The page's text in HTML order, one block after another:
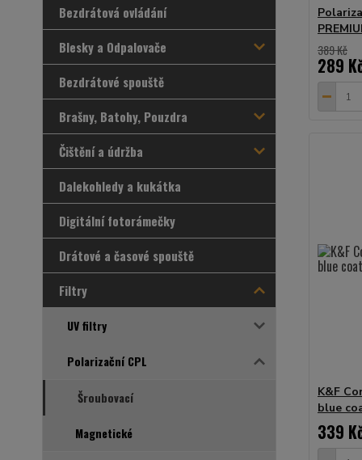
Bezdrátová ovládání
Blesky a Odpalovače
Bezdrátové spouště
Brašny, Batohy, Pouzdra
Čištění a údržba
Dalekohledy a kukátka
Digitální fotorámečky
Drátové a časové spouště
Filtry
UV filtry
Polarizační CPL
Šroubovací
Magnetické
389 Kč
289
K&F
blue
339